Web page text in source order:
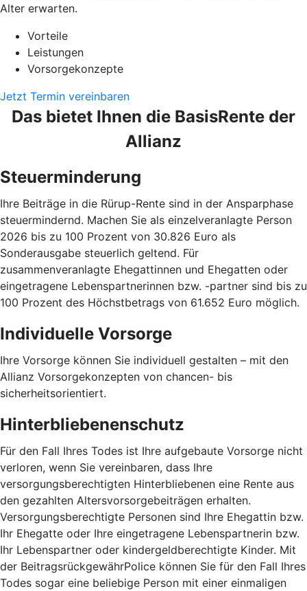
Alter erwarten.
Vorteile
Leistungen
Vorsorgekonzepte
Jetzt Termin vereinbaren
Das bietet Ihnen die BasisRente der
Allianz
Steuerminderung
Ihre Beiträge in die Rürup-Rente sind in der Ansparphase
steuermindernd. Machen Sie als einzelveranlagte Person
2026 bis zu 100 Prozent von 30.826 Euro als
Sonderausgabe steuerlich geltend. Für
zusammenveranlagte Ehegattinnen und Ehegatten oder
eingetragene Lebenspartnerinnen bzw. -partner sind bis zu
100 Prozent des Höchstbetrags von 61.652 Euro möglich.
Individuelle Vorsorge
Ihre Vorsorge können Sie individuell gestalten – mit den
Allianz Vorsorgekonzepten von chancen- bis
sicherheitsorientiert.
Hinterbliebenenschutz
Für den Fall Ihres Todes ist Ihre aufgebaute Vorsorge nicht
verloren, wenn Sie vereinbaren, dass Ihre
versorgungsberechtigten Hinterbliebenen eine Rente aus
den gezahlten Altersvorsorgebeiträgen erhalten.
Versorgungsberechtigte Personen sind Ihre Ehegattin bzw.
Ihr Ehegatte oder Ihre eingetragene Lebenspartnerin bzw.
Ihr Lebenspartner oder kindergeldberechtigte Kinder. Mit
der BeitragsrückgewährPolice können Sie für den Fall Ihres
Todes sogar eine beliebige Person mit einer einmaligen